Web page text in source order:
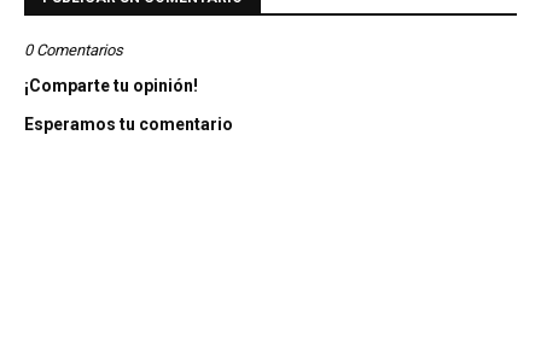
0 Comentarios
¡Comparte tu opinión!
Esperamos tu comentario